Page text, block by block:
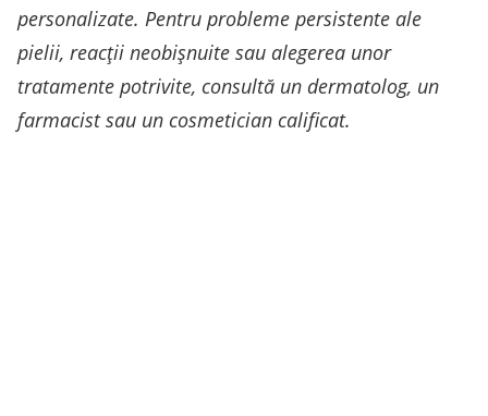
personalizate. Pentru probleme persistente ale
pielii, reacții neobișnuite sau alegerea unor
tratamente potrivite, consultă un dermatolog, un
farmacist sau un cosmetician calificat.